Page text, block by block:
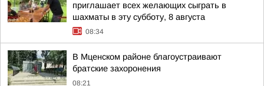
приглашает всех желающих сыграть в
шахматы в эту субботу, 8 августа
08:34
В Мценском районе благоустраивают
братские захоронения
08:21